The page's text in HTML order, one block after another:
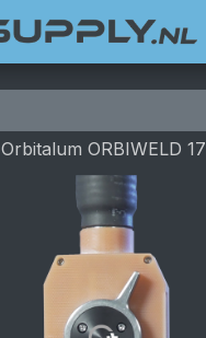
Orbitalum ORBIWELD 17